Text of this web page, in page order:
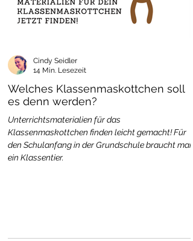
Welches Klassenmaskottchen soll
es denn werden?
Unterrichtsmaterialien für das
Klassenmaskottchen finden leicht gemacht! Für
den Schulanfang in der Grundschule braucht man
ein Klassentier.
Cindy Seidler
14 Min. Lesezeit